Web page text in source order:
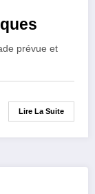
prévue et
Lire La Suite